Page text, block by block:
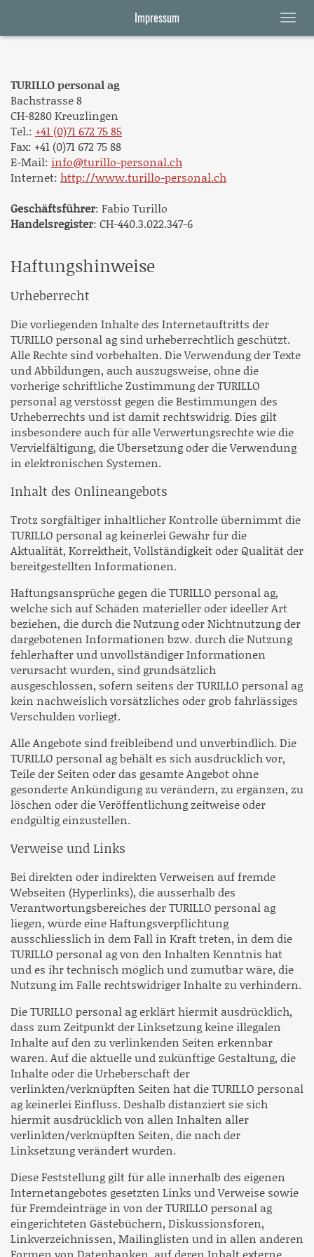
Impressum
TURILLO personal ag
Bachstrasse 8
CH-8280 Kreuzlingen
Tel.: +41 (0)71 672 75 85
Fax: +41 (0)71 672 75 88
E-Mail: info@turillo-personal.ch
Internet: http://www.turillo-personal.ch
Geschäftsführer: Fabio Turillo
Handelsregister: CH-440.3.022.347-6
Haftungshinweise
Urheberrecht
Die vorliegenden Inhalte des Internetauftritts der
TURILLO personal ag sind urheberrechtlich geschützt.
Alle Rechte sind vorbehalten. Die Verwendung der Texte
und Abbildungen, auch auszugsweise, ohne die
vorherige schriftliche Zustimmung der TURILLO
personal ag verstösst gegen die Bestimmungen des
Urheberrechts und ist damit rechtswidrig. Dies gilt
insbesondere auch für alle Verwertungsrechte wie die
Vervielfältigung, die Übersetzung oder die Verwendung
in elektronischen Systemen.
Inhalt des Onlineangebots
Trotz sorgfältiger inhaltlicher Kontrolle übernimmt die
TURILLO personal ag keinerlei Gewähr für die
Aktualität, Korrektheit, Vollständigkeit oder Qualität der
bereitgestellten Informationen.
Haftungsansprüche gegen die TURILLO personal ag,
welche sich auf Schäden materieller oder ideeller Art
beziehen, die durch die Nutzung oder Nichtnutzung der
dargebotenen Informationen bzw. durch die Nutzung
fehlerhafter und unvollständiger Informationen
verursacht wurden, sind grundsätzlich
ausgeschlossen, sofern seitens der TURILLO personal ag
kein nachweislich vorsätzliches oder grob fahrlässiges
Verschulden vorliegt.
Alle Angebote sind freibleibend und unverbindlich. Die
TURILLO personal ag behält es sich ausdrücklich vor,
Teile der Seiten oder das gesamte Angebot ohne
gesonderte Ankündigung zu verändern, zu ergänzen, zu
löschen oder die Veröffentlichung zeitweise oder
endgültig einzustellen.
Verweise und Links
Bei direkten oder indirekten Verweisen auf fremde
Webseiten (Hyperlinks), die ausserhalb des
Verantwortungsbereiches der TURILLO personal ag
liegen, würde eine Haftungsverpflichtung
ausschliesslich in dem Fall in Kraft treten, in dem die
TURILLO personal ag von den Inhalten Kenntnis hat
und es ihr technisch möglich und zumutbar wäre, die
Nutzung im Falle rechtswidriger Inhalte zu verhindern.
Die TURILLO personal ag erklärt hiermit ausdrücklich,
dass zum Zeitpunkt der Linksetzung keine illegalen
Inhalte auf den zu verlinkenden Seiten erkennbar
waren. Auf die aktuelle und zukünftige Gestaltung, die
Inhalte oder die Urheberschaft der
verlinkten/verknüpften Seiten hat die TURILLO personal
ag keinerlei Einfluss. Deshalb distanziert sie sich
hiermit ausdrücklich von allen Inhalten aller
verlinkten/verknüpften Seiten, die nach der
Linksetzung verändert wurden.
Diese Feststellung gilt für alle innerhalb des eigenen
Internetangebotes gesetzten Links und Verweise sowie
für Fremdeinträge in von der TURILLO personal ag
eingerichteten Gästebüchern, Diskussionsforen,
Linkverzeichnissen, Mailinglisten und in allen anderen